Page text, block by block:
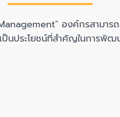
องค์กรสามารถ
ประโยชน์ที่สำคัญในการพัฒน